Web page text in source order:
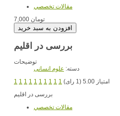
مقالات تخصصي
7,000 تومان
بررسی در اقلیم
توضیحات
دسته: علوم انسانی
1 1 1 1 1 1 1 1 1 1
امتیاز 5.00 (1 رای)
بررسی در اقلیم
مقالات تخصصي